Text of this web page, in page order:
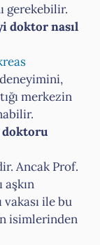
gerekebilir.
doktor nasıl
merkezin
doktoru
Ancak Prof.
aşkın
ile bu
isimlerinden